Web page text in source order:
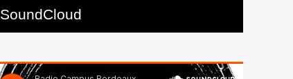
SoundCloud